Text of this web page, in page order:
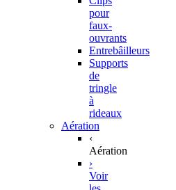
pour
faux-
ouvrants
Entrebâilleurs
Supports
de
tringle
à
rideaux
Aération
‹
Aération
›
Voir